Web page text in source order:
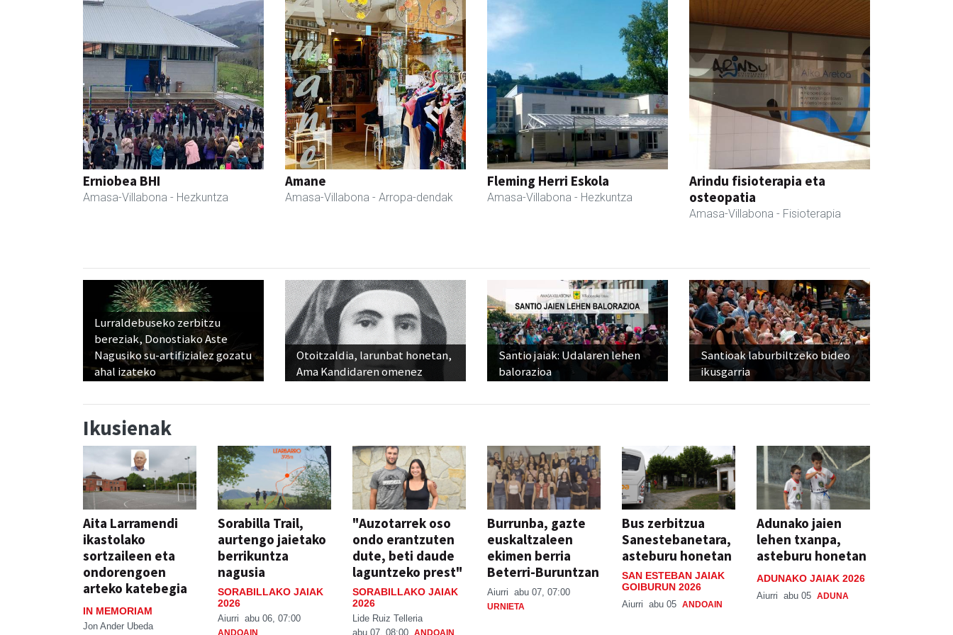
Erniobea BHI
Amasa-Villabona - Hezkuntza
Amane
Amasa-Villabona - Arropa-dendak
Fleming Herri Eskola
Amasa-Villabona - Hezkuntza
Arindu fisioterapia eta
osteopatia
Amasa-Villabona - Fisioterapia
Lurraldebuseko zerbitzu
bereziak, Donostiako Aste
Nagusiko su-artifizialez gozatu
ahal izateko
Otoitzaldia, larunbat honetan,
Ama Kandidaren omenez
Santio jaiak: Udalaren lehen
balorazioa
Santioak laburbiltzeko bideo
ikusgarria
Ikusienak
Aita Larramendi
ikastolako
sortzaileen eta
ondorengoen
arteko katebegia
IN MEMORIAM
Jon Ander Ubeda
Sorabilla Trail,
aurtengo jaietako
berrikuntza
nagusia
SORABILLAKO JAIAK
2026
Aiurri abu 06, 07:00
ANDOAIN
"Auzotarrek oso
ondo erantzuten
dute, beti daude
laguntzeko prest"
SORABILLAKO JAIAK
2026
Lide Ruiz Telleria
abu 07, 08:00 ANDOAIN
Burrunba, gazte
euskaltzaleen
ekimen berria
Beterri-Buruntzan
Aiurri abu 07, 07:00
URNIETA
Bus zerbitzua
Sanestebanetara,
asteburu honetan
SAN ESTEBAN JAIAK
GOIBURUN 2026
Aiurri abu 05 ANDOAIN
Adunako jaien
lehen txanpa,
asteburu honetan
ADUNAKO JAIAK 2026
Aiurri abu 05 ADUNA